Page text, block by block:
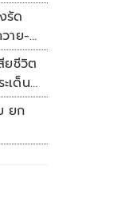
รัด
าย-
ยชีวิต
เด็น
แรก
ยก